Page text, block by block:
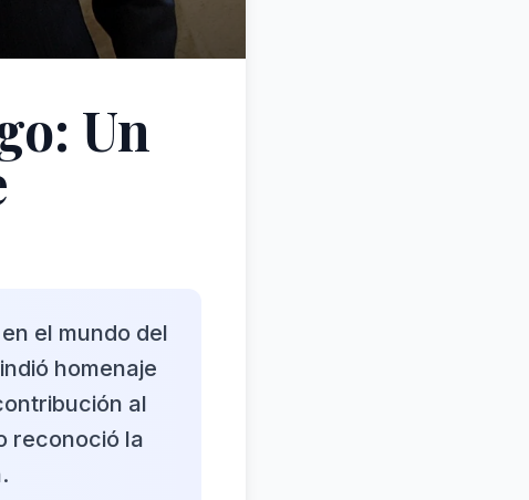
Un
el mundo del
homenaje
al
reconoció la